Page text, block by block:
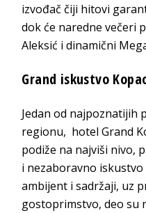
izvođač čiji hitovi
dok će naredne večeri
Aleksić i dinamični
Grand iskustvo
Jedan od najpoznatijih
regionu, hotel Grand
podiže na najviši nivo,
i nezaboravno
ambijent i sadržaji, uz
gostoprimstvo, deo su